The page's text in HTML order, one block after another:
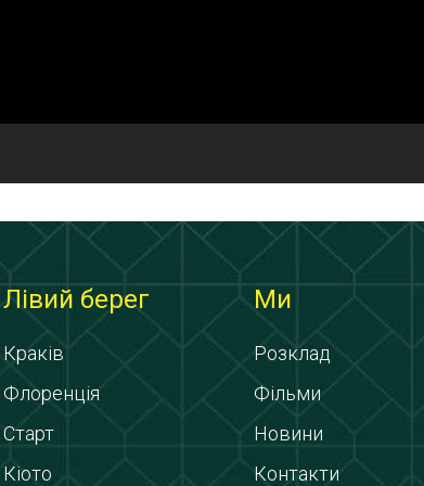
Лівий берег
Краків
Флоренція
Старт
Кіото
Ми
Розклад
Фільми
Новини
Контакти